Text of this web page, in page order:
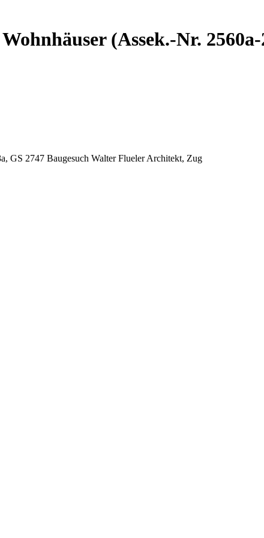
(Assek.-Nr.
GS 2747 Baugesuch Walter Flueler Architekt, Zug